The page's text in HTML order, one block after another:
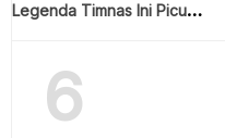
Legenda Timnas Ini Picu
6